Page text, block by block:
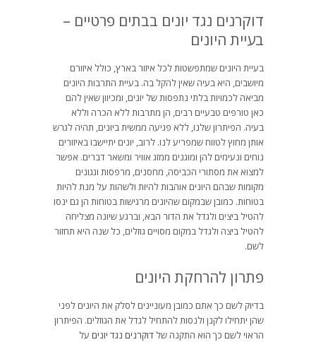
דוקרנים נגד יונים בבתים פרטיים –
בעיית היונים
בעיית היונים שמתפשטות לכל איזור בארץ, כולל איזורם
מיושבים, היא בעיה שאין להקל בה. בעיית התרבות היונים
מביאה לכמויות בלתי נתפסות של יונים, ומכיוון שאין להם
כאן טורפים טבעיים רבים, הן מתרבות ללא הכרה וללא
בעיה. הפיתרון שלנו, ללא פגיעה ממשית ביונים, תהיה לגרש
אותן מחוץ לטווח שמפריע לנו. לרוב, יונים יתיישבו באיזורים
נוחים ונעימים להן ומוגנים ממזג אוויר ומשאר דברים. אפשר
למצוא את מסתורי הכביסה, מחסנים, מרפסות וגגונים
מקומות שבהם היונים אוהבות להיות ולשהות על מנת להיות
בטוחות. כמובן שבמקום שהיונים מרגישות בטוחות הן גם ינסו
להטיל ביצים ולגדל את הדור הבא, וברגע שיונה מצליחה
להטיל ביצה ולגדל במקום מסויים גוזלים, כל שנה היא תחזור
לשם.
פתרון להרחקת היונים
בדיוק לשם כך אתם כמובן מעוניינים לסלק את היונים לפני
שהן יתחילו לקנן ולנסות להתחיל לגדל את הגוזלים. הפיתרון
הראוי לשם כך הוא התקנה של דוקרנים נגד יונים על